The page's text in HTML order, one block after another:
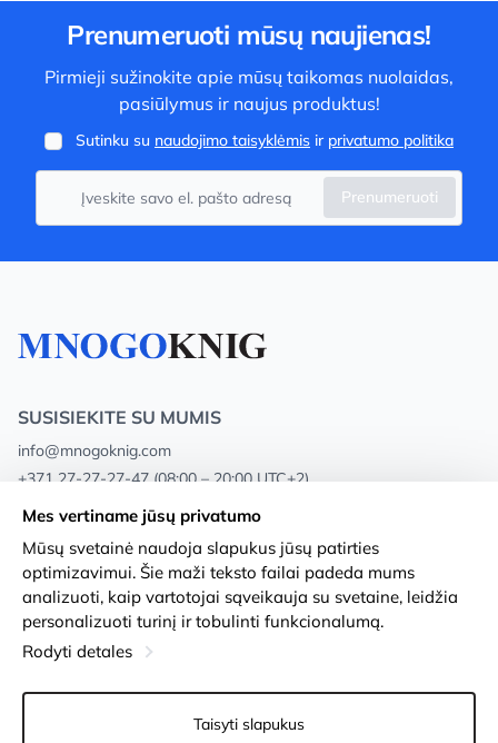
Prenumeruoti mūsų naujienas!
Pirmieji sužinokite apie mūsų taikomas nuolaidas,
pasiūlymus ir naujus produktus!
Sutinku su naudojimo taisyklėmis ir privatumo politika
Prenumeruoti
SUSISIEKITE SU MUMIS
info@mnogoknig.com
+371 27-27-27-47 (08:00 – 20:00 UTC+2)
Rīga, Augusta Deglava 69d, LV-1082
Apie mus
Parduotuvės
Pristatymas ir mokėjimas
Lojalumo kortelės
Privacy Policy
Sąlygos ir nuostatos
Prekių grąžinimas
Slapukų nustatymai
Mes vertiname jūsų privatumo
Mūsų svetainė naudoja slapukus jūsų patirties
optimizavimui. Šie maži teksto failai padeda mums
analizuoti, kaip vartotojai sąveikauja su svetaine, leidžia
personalizuoti turinį ir tobulinti funkcionalumą.
Rodyti detales
Taisyti slapukus